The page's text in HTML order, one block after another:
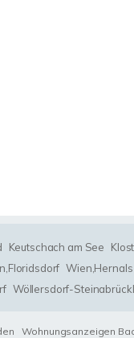
Keutschach am See
Wien,Hernals
Wöllersdorf-Steinabrückl
Wohnungsanzeigen